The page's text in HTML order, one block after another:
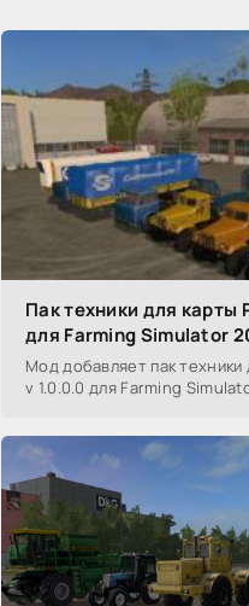
Пак техники для карты
для Farming Simulator
Мод добавляет пак техники
v 1.0.0.0 для Farming